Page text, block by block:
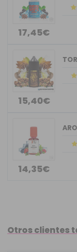
17,45€
15,40€
14,35€
Otros clientes